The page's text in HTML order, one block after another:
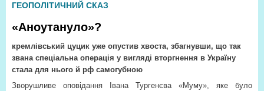
ГЕОПОЛІТИЧНИЙ СКАЗ
«Аноутануло»?
кремлівський цуцик уже опустив хвоста, збагнувши, що так
звана спеціальна операція у вигляді вторгнення в Україну
стала для нього й рф самогубною
Зворушливе оповідання Івана Тургенєва «Муму», яке було